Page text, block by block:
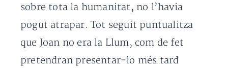
sobre tota la humanitat, no l’havia
pogut atrapar. Tot seguit puntualitza
que Joan no era la Llum, com de fet
pretendran presentar-lo més tard